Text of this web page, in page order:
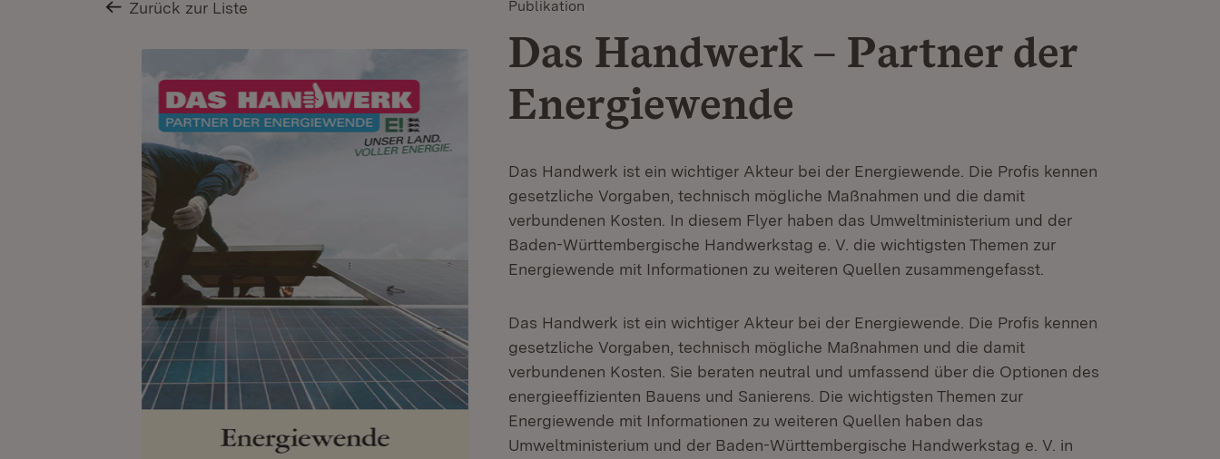
Zurück zur Liste Publikation
Das Handwerk – Partner der
Energiewende
Das Handwerk ist ein wichtiger Akteur bei der Energiewende. Die Profis kennen
gesetzliche Vorgaben, technisch mögliche Maßnahmen und die damit
verbundenen Kosten. In diesem Flyer haben das Umweltministerium und der
Baden-Württembergische Handwerkstag e. V. die wichtigsten Themen zur
Energiewende mit Informationen zu weiteren Quellen zusammengefasst.
Das Handwerk ist ein wichtiger Akteur bei der Energiewende. Die Profis kennen
gesetzliche Vorgaben, technisch mögliche Maßnahmen und die damit
verbundenen Kosten. Sie beraten neutral und umfassend über die Optionen des
energieeffizienten Bauens und Sanierens. Die wichtigsten Themen zur
Energiewende mit Informationen zu weiteren Quellen haben das
Umweltministerium und der Baden-Württembergische Handwerkstag e. V. in